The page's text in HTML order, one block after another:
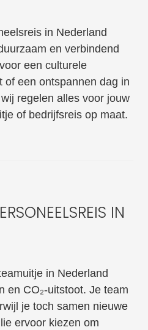
in Nederland
en verbindend
een culturele
of een ontspannen dag in
regelen alles voor jouw
of bedrijfsreis op maat.
IN
in Nederland
en CO₂-uitstoot. Je team
je toch samen nieuwe
ervoor kiezen om